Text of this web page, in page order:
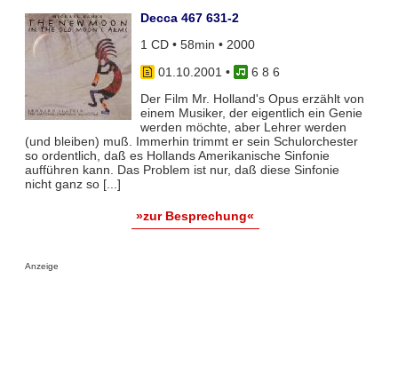
Decca 467 631-2
1 CD • 58min • 2000
01.10.2001 •
6 8 6
Der Film Mr. Holland's Opus erzählt von
einem Musiker, der eigentlich ein Genie
werden möchte, aber Lehrer werden
(und bleiben) muß. Immerhin trimmt er sein Schulorchester
so ordentlich, daß es Hollands Amerikanische Sinfonie
aufführen kann. Das Problem ist nur, daß diese Sinfonie
nicht ganz so [...]
»zur Besprechung«
Anzeige